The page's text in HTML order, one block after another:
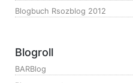
Blogbuch Rsozblog 2012
Blogroll
BARBlog